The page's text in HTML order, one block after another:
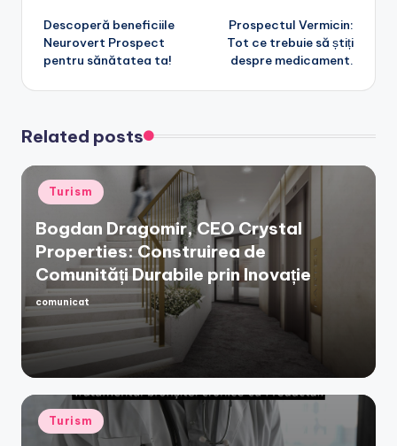
navigation
Descoperă beneficiile
Neurovert Prospect
pentru sănătatea ta!
Prospectul Vermicin:
Tot ce trebuie să știți
despre medicament.
Related posts
Posted
in
Turism
Bogdan Dragomir, CEO Crystal
Properties: Construirea de
Comunități Durabile prin Inovație
Posted
by
comunicat
Posted
in
Turism